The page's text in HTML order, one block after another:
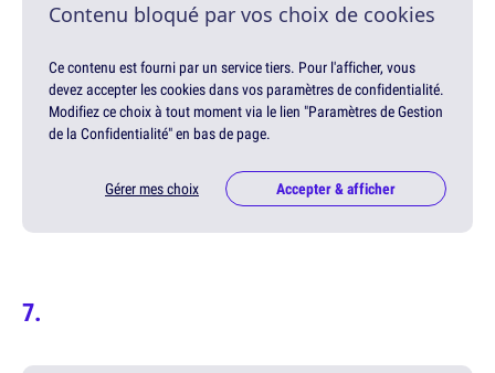
Contenu bloqué par vos choix de cookies
Ce contenu est fourni par un service tiers. Pour l'afficher, vous
devez accepter les cookies dans vos paramètres de confidentialité.
Modifiez ce choix à tout moment via le lien "Paramètres de Gestion
de la Confidentialité" en bas de page.
Gérer mes choix Accepter & afficher